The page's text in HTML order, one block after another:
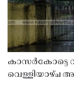
കാസർകോട്ടെ
വെള്ളിയാഴ്ച